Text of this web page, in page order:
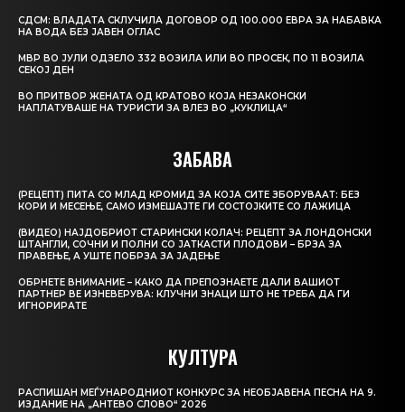
СДСМ: ВЛАДАТА СКЛУЧИЛА ДОГОВОР ОД 100.000 ЕВРА ЗА НАБАВКА
НА ВОДА БЕЗ ЈАВЕН ОГЛАС
МВР ВО ЈУЛИ ОДЗЕЛО 332 ВОЗИЛА ИЛИ ВО ПРОСЕК, ПО 11 ВОЗИЛА
СЕКОЈ ДЕН
ВО ПРИТВОР ЖЕНАТА ОД КРАТОВО КОЈА НЕЗАКОНСКИ
НАПЛАТУВАШЕ НА ТУРИСТИ ЗА ВЛЕЗ ВО „КУКЛИЦА“
ЗАБАВА
(РЕЦЕПТ) ПИТА СО МЛАД КРОМИД ЗА КОЈА СИТЕ ЗБОРУВААТ: БЕЗ
КОРИ И МЕСЕЊЕ, САМО ИЗМЕШАЈТЕ ГИ СОСТОЈКИТЕ СО ЛАЖИЦА
(ВИДЕО) НАЈДОБРИОТ СТАРИНСКИ КОЛАЧ: РЕЦЕПТ ЗА ЛОНДОНСКИ
ШТАНГЛИ, СОЧНИ И ПОЛНИ СО ЈАТКАСТИ ПЛОДОВИ – БРЗА ЗА
ПРАВЕЊЕ, А УШТЕ ПОБРЗА ЗА ЈАДЕЊЕ
ОБРНЕТЕ ВНИМАНИЕ – КАКО ДА ПРЕПОЗНАЕТЕ ДАЛИ ВАШИОТ
ПАРТНЕР ВЕ ИЗНЕВЕРУВА: КЛУЧНИ ЗНАЦИ ШТО НЕ ТРЕБА ДА ГИ
ИГНОРИРАТЕ
КУЛТУРА
РАСПИШАН МЕЃУНАРОДНИОТ КОНКУРС ЗА НЕОБЈАВЕНА ПЕСНА НА 9.
ИЗДАНИЕ НА „АНТЕВО СЛОВО“ 2026